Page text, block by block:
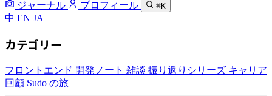
ジャーナル
プロフィール ⌘K
中 EN JA
カテゴリー
フロントエンド 開発ノート 雑談 振り返りシリーズ キャリア
回顧 Sudo の旅